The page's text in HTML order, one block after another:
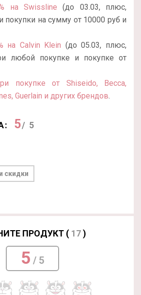
на Swissline (до 03.03, плюс,
покупки на сумму от 10000 руб и
на Calvin Klein (до 05.03, плюс,
любой покупке и покупке от
покупке от Shiseido, Becca,
Guerlain и других брендов.
5/ 5
скидки
ПРОДУКТ ( 17)
5 / 5